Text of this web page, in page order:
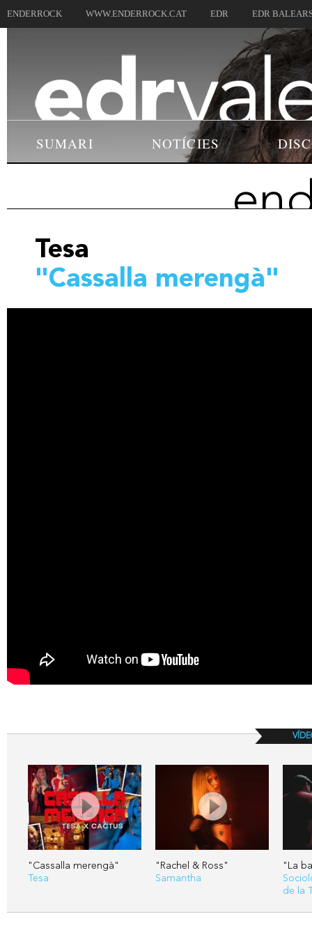
ENDERROCK WWW.ENDERROCK.CAT EDR EDR
SUMARI NOTÍCIES
Tesa
"Cassalla merengà"
"Cassalla merengà"
Tesa
"Rachel & Ross"
Samantha
"La
de la